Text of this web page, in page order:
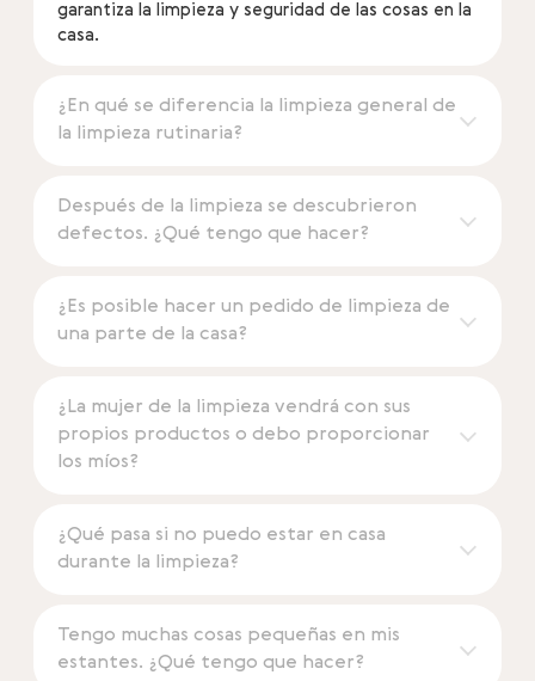
garantiza la limpieza y seguridad de las cosas en la
casa.
¿En qué se diferencia la limpieza general de
la limpieza rutinaria?
Después de la limpieza se descubrieron
defectos. ¿Qué tengo que hacer?
¿Es posible hacer un pedido de limpieza de
una parte de la casa?
¿La mujer de la limpieza vendrá con sus
propios productos o debo proporcionar
los míos?
¿Qué pasa si no puedo estar en casa
durante la limpieza?
Tengo muchas cosas pequeñas en mis
estantes. ¿Qué tengo que hacer?